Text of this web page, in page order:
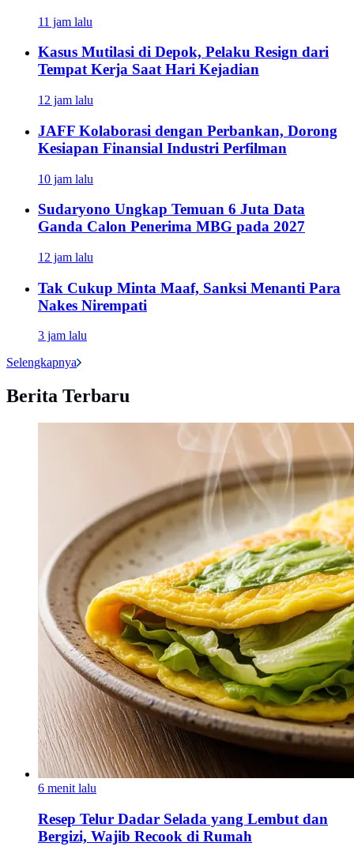
11 jam lalu
Kasus Mutilasi di Depok, Pelaku Resign dari
Tempat Kerja Saat Hari Kejadian
12 jam lalu
JAFF Kolaborasi dengan Perbankan, Dorong
Kesiapan Finansial Industri Perfilman
10 jam lalu
Sudaryono Ungkap Temuan 6 Juta Data
Ganda Calon Penerima MBG pada 2027
12 jam lalu
Tak Cukup Minta Maaf, Sanksi Menanti Para
Nakes Nirempati
3 jam lalu
Selengkapnya
Berita Terbaru
6 menit lalu
Resep Telur Dadar Selada yang Lembut dan
Bergizi, Wajib Recook di Rumah